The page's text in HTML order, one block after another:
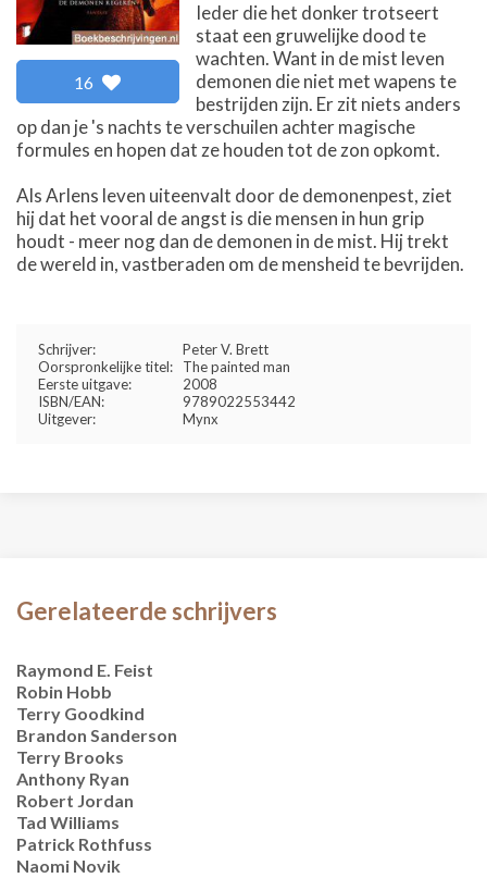
16
Ieder die het donker trotseert
staat een gruwelijke dood te
wachten. Want in de mist leven
demonen die niet met wapens te
bestrijden zijn. Er zit niets anders
op dan je 's nachts te verschuilen achter magische
formules en hopen dat ze houden tot de zon opkomt.
Als Arlens leven uiteenvalt door de demonenpest, ziet
hij dat het vooral de angst is die mensen in hun grip
houdt - meer nog dan de demonen in de mist. Hij trekt
de wereld in, vastberaden om de mensheid te bevrijden.
Schrijver:
Peter V. Brett
Oorspronkelijke titel:
The painted man
Eerste uitgave:
2008
ISBN/EAN:
9789022553442
Uitgever:
Mynx
Gerelateerde schrijvers
Raymond E. Feist
Robin Hobb
Terry Goodkind
Brandon Sanderson
Terry Brooks
Anthony Ryan
Robert Jordan
Tad Williams
Patrick Rothfuss
Naomi Novik